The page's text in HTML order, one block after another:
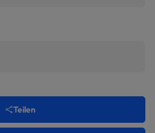
Teilen